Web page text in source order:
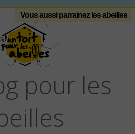
Vous aussi parrainez les abeilles
pour les